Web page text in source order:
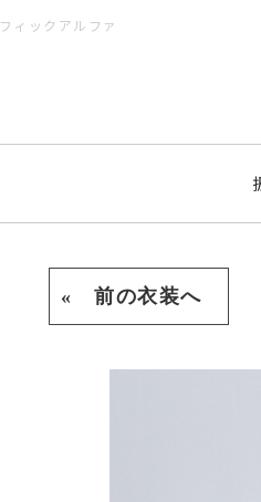
ィックアルファ
« 前の衣装へ